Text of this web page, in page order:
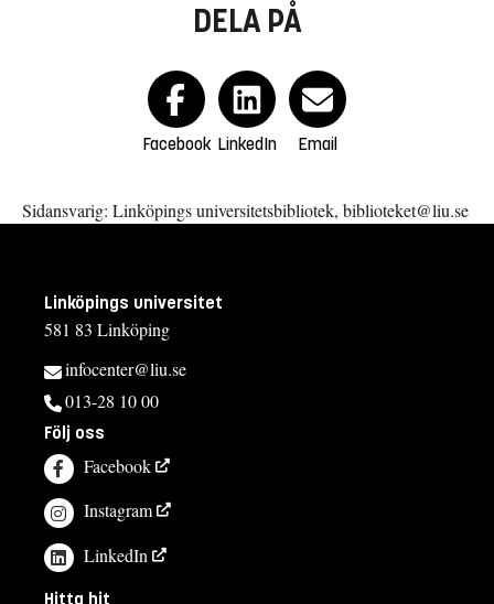
DELA PÅ
Facebook LinkedIn Email
Sidansvarig: Linköpings universitetsbibliotek, biblioteket@liu.se
Linköpings universitet
581 83 Linköping
infocenter@liu.se
013-28 10 00
Följ oss
Facebook
Instagram
LinkedIn
Hitta hit